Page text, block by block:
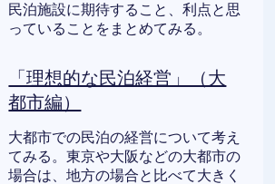
民泊施設に期待すること、利点と思
っていることをまとめてみる。
「理想的な民泊経営」（大
都市編）
大都市での民泊の経営について考え
てみる。東京や大阪などの大都市の
場合は、地方の場合と比べて大きく